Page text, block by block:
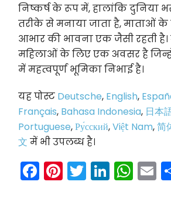
निष्कर्ष के रूप में, हालांकि दुनिया
तरीके से मनाया जाता है, माताओं के
आभार की भावना एक जैसी रहती है।
महिलाओं के लिए एक अवसर है
में महत्वपूर्ण भूमिका निभाई है।
यह पोस्ट Deutsche, English,
Français, Bahasa Indonesia, 日本
Portuguese,Ру́сский,Việt Nam,简
文 में भी उपलब्ध है।
Facebook
Pinterest
Twitter